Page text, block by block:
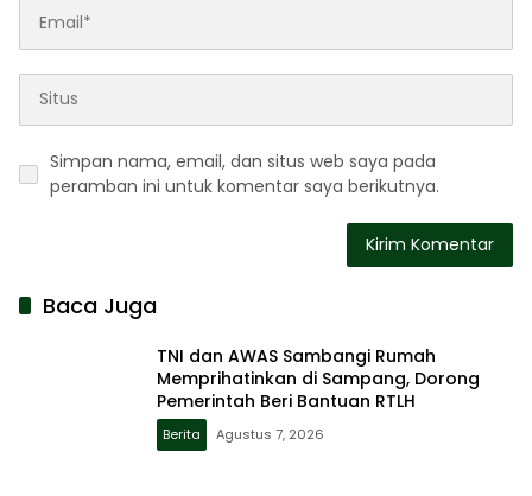
Simpan nama, email, dan situs web saya pada
peramban ini untuk komentar saya berikutnya.
Baca Juga
TNI dan AWAS Sambangi Rumah
Memprihatinkan di Sampang, Dorong
Pemerintah Beri Bantuan RTLH
Berita Agustus 7, 2026